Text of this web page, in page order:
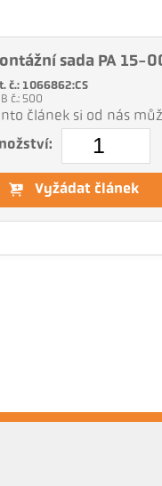
sada PA 15-
č.: 1066862:CS
č.: 500
článek si od nás
Vyžádat článek